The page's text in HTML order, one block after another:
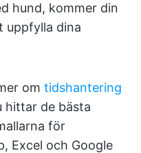
hund, kommer din
uppfylla dina
om tidshantering
hittar de bästa
för
Excel och Google